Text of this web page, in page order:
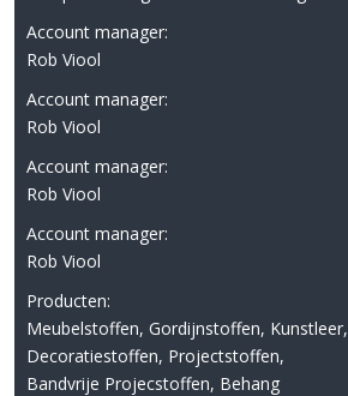
Account manager:
Rob Viool
Account manager:
Rob Viool
Account manager:
Rob Viool
Account manager:
Rob Viool
Producten:
Meubelstoffen, Gordijnstoffen, Kunstleer,
Decoratiestoffen, Projectstoffen,
Bandvrije Projecstoffen, Behang